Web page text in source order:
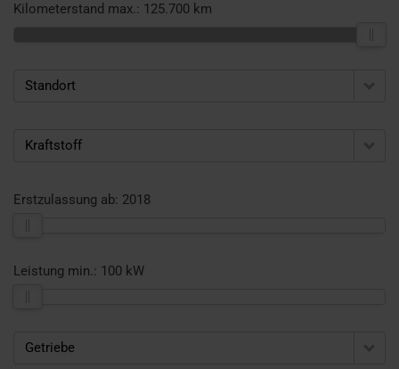
Kilometerstand max.: 125.700 km
Standort
Kraftstoff
Erstzulassung ab: 2018
Leistung min.: 100 kW
Getriebe